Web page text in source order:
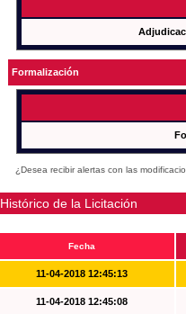
Formalización
¿Desea recibir alertas con las
Histórico de la Licitación
Fecha
11-04-2018 12:45:13
11-04-2018 12:45:08